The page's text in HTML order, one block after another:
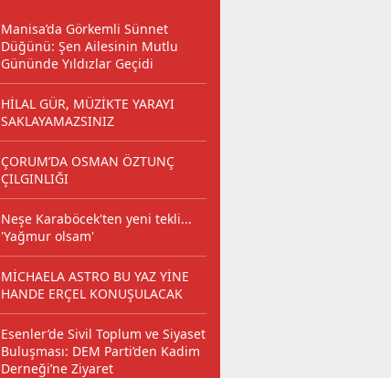
TARİHİNDE
DİNLEYİCİYLE
BULUŞUYOR
Manisa’da Görkemli Sünnet
Düğünü: Şen Ailesinin Mutlu
Gününde Yıldızlar Geçidi
HİLAL GÜR, MÜZİKTE YARAYI
SAKLAYAMAZSINIZ
ÇORUM’DA OSMAN ÖZTUNÇ
ÇILGINLIĞI
Neşe Karaböcek'ten yeni tekli...
'Yağmur olsam'
MİCHAELA ASTRO BU YAZ YİNE
HANDE ERÇEL KONUŞULACAK
Esenler’de Sivil Toplum ve Siyaset
Buluşması: DEM Parti’den Kadim
Derneği’ne Ziyaret